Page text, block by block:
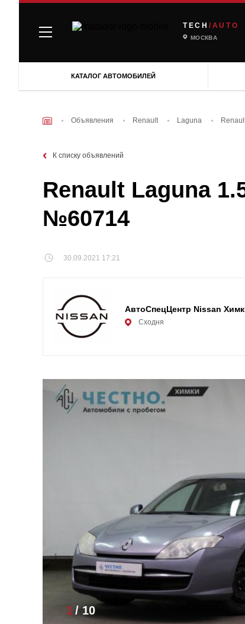
TECH /AUTO
МОСКВА
КАТАЛОГ АВТОМОБИЛЕЙ
Объявления Renault Laguna
К списку объявлений
Renault Laguna
№60714
30.09.2021 17:21
АвтоСпецЦентр Nissan
Сходня
1/ 10